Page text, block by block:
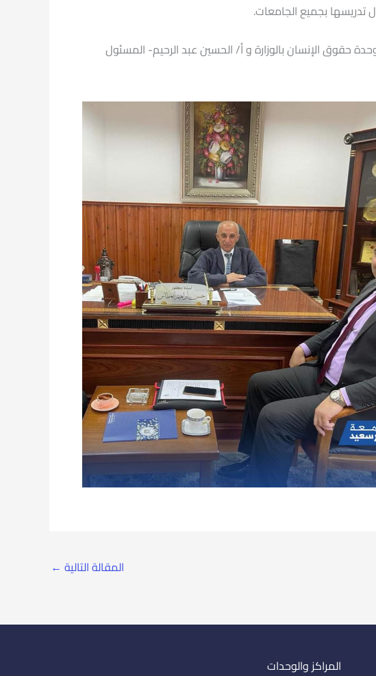
بجميع الجامعات.
حقوق الإنسان بالوزارة و أ/ الحسين عبد الرحيم- المسئول
المقالة التالية ←
المراكز والوحدات